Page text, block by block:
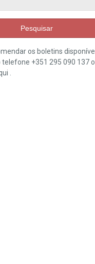
Pesquisar
os boletins
+351 295 090 137